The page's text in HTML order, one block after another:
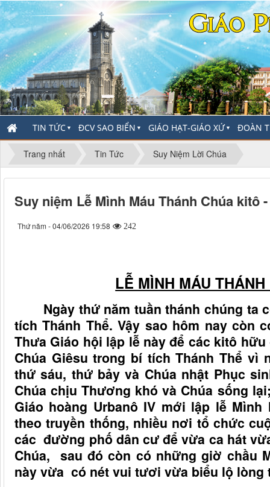
TIN TỨC ▼ ĐCV SAO BIỂN ▼ GIÁO HẠT-GIÁO XỨ▼ ĐOÀN
Trang nhất Tin Tức Suy Niệm Lời Chúa
Suy niệm Lễ Mình Máu Thánh Chúa kitô
Thứ năm - 04/06/2026 19:58 242
LỄ MÌNH MÁU
Ngày thứ năm tuần thánh chúng ta
tích Thánh Thể. Vậy sao hôm nay còn
Thưa Giáo hội lập lễ này để các kitô
Chúa Giêsu trong bí tích Thánh Thể vì
thứ sáu, thứ bảy và Chúa nhật Phục
Chúa chịu Thương khó và Chúa sống
Giáo hoàng Urbanô IV mới lập lễ
theo truyền thống, nhiều nơi tổ chức
các đường phố dân cư để vừa ca hát
Chúa, sau đó còn có những giờ chầu
này vừa có nét vui tươi vừa biểu lộ lòng